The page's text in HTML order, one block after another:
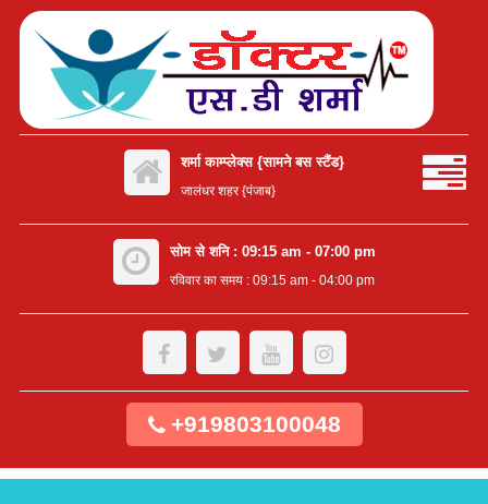
शर्मा काम्प्लेक्स {सामने बस स्टैंड}
जालंधर शहर {पंजाब}
सोम से शनि : 09:15 am - 07:00 pm
रविवार का समय : 09:15 am - 04:00 pm
+919803100048